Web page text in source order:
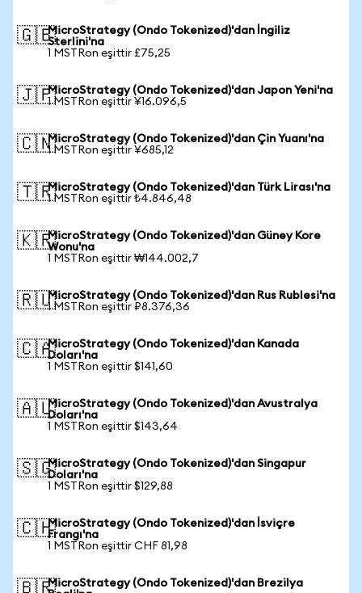
🇬🇧MicroStrategy (Ondo Tokenized)'dan İngiliz
Sterlini'na
1 MSTRon eşittir £75,25
🇯🇵MicroStrategy (Ondo Tokenized)'dan Japon Yeni'na
1 MSTRon eşittir ¥16.096,5
🇨🇳MicroStrategy (Ondo Tokenized)'dan Çin Yuanı'na
1 MSTRon eşittir ¥685,12
🇹🇷MicroStrategy (Ondo Tokenized)'dan Türk Lirası'na
1 MSTRon eşittir ₺4.846,48
🇰🇷MicroStrategy (Ondo Tokenized)'dan Güney Kore
Wonu'na
1 MSTRon eşittir ₩144.002,7
🇷🇺MicroStrategy (Ondo Tokenized)'dan Rus Rublesi'na
1 MSTRon eşittir ₽8.376,36
🇨🇦MicroStrategy (Ondo Tokenized)'dan Kanada
Doları'na
1 MSTRon eşittir $141,60
🇦🇺MicroStrategy (Ondo Tokenized)'dan Avustralya
Doları'na
1 MSTRon eşittir $143,64
🇸🇬MicroStrategy (Ondo Tokenized)'dan Singapur
Doları'na
1 MSTRon eşittir $129,88
🇨🇭MicroStrategy (Ondo Tokenized)'dan İsviçre
Frangı'na
1 MSTRon eşittir CHF 81,98
🇧🇷MicroStrategy (Ondo Tokenized)'dan Brezilya